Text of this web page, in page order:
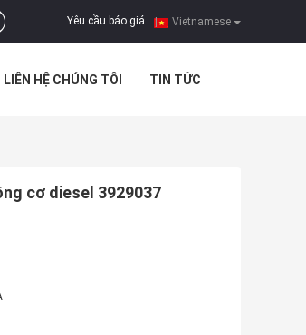
Vietnamese
Yêu cầu báo giá |
LIÊN HỆ CHÚNG TÔI TIN TỨC
cơ diesel 3929037